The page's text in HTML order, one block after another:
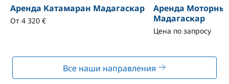
Аренда Катамаран Мадагаскар
От 4 320 €
Аренда
Мадагаскар
Цена по запросу
Все наши направления